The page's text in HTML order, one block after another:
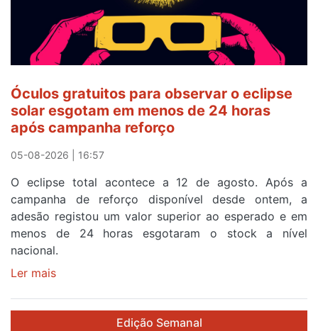
ser
o
quarto
a
a
meta
em
Sintra
primeira
etapa
da
87ª
Volta
Óculos gratuitos para observar o eclipse
solar esgotam em menos de 24 horas
após campanha reforço
05-08-2026 | 16:57
O eclipse total acontece a 12 de agosto. Após a
campanha de reforço disponível desde ontem, a
adesão registou um valor superior ao esperado e em
menos de 24 horas esgotaram o stock a nível
nacional.
Ler mais
gratuitos
Edição Semanal